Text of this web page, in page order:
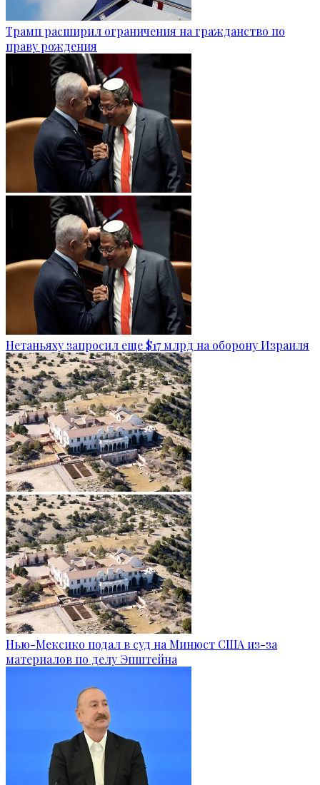
Трамп расширил ограничения на гражданство по
праву рождения
Нетаньяху запросил еще $17 млрд на оборону Израиля
Нью-Мексико подал в суд на Минюст США из-за
материалов по делу Эпштейна